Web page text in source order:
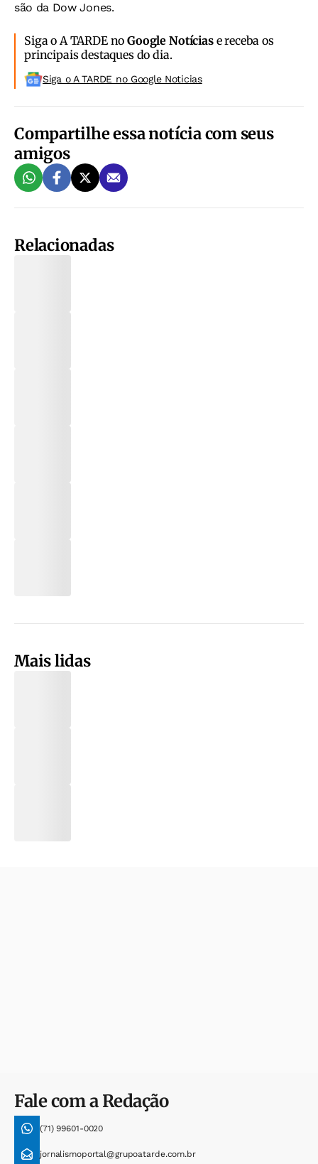
são da Dow Jones.
Siga o A TARDE noGoogle Notíciase receba os
principais destaques do dia.
Siga o A TARDE no Google Noticias
Compartilhe essa notícia com seus
amigos
Relacionadas
Mais lidas
Fale com a Redação
(71) 99601-0020
jornalismoportal@grupoatarde.com.br